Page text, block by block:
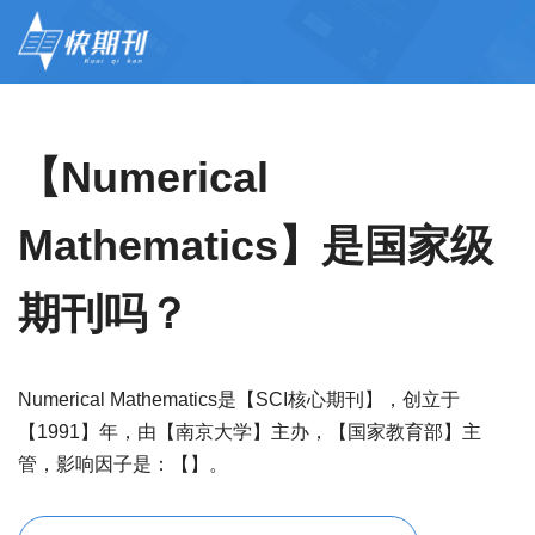
【Numerical
Mathematics】是国家级
期刊吗？
Numerical Mathematics是【SCI核心期刊】，创立于
【1991】年，由【南京大学】主办，【国家教育部】主
管，影响因子是：【】。